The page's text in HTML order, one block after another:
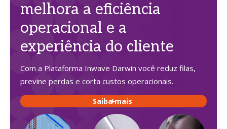
melhora a eficiência
operacional e a
experiência do cliente
Com a Plataforma Inwave Darwin você reduz filas,
previne perdas e corta custos operacionais.
Saiba mais